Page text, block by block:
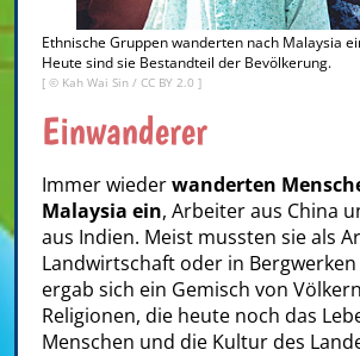
Ethnische Gruppen wanderten nach Malaysia
Heute sind sie Bestandteil der Bevölkerung.
[ © Kah Wai Sin / CC BY 2.0 ]
Einwanderer
Immer wiederwanderten
Malaysia ein, Arbeiter aus China
aus Indien. Meist mussten sie als
Landwirtschaft oder in
ergab sich ein Gemisch von
Religionen, die heute noch das
Menschen und die Kultur des